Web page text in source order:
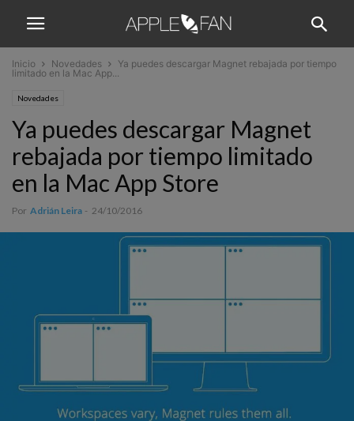
Inicio Novedades
Ya puedes descargar Magnet rebajada por tiempo
limitado en la Mac App...
Novedades
Ya puedes descargar Magnet
rebajada por tiempo limitado
en la Mac App Store
Por Adrián Leira - 24/10/2016